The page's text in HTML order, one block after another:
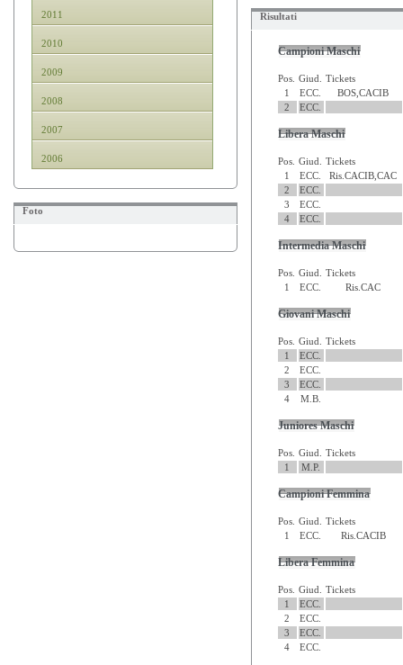
2011
2010
2009
2008
2007
2006
Foto
Risultati
Campioni Maschi
Pos. Giud.
Tickets
1
ECC.
BOS,CACIB
2
ECC.
Libera Maschi
Pos. Giud.
Tickets
1
ECC.
Ris.CACIB,CAC
2
ECC.
3
ECC.
4
ECC.
Intermedia Maschi
Pos. Giud.
Tickets
1
ECC. Ris.CAC
Giovani Maschi
Pos. Giud.
Tickets
1
ECC.
2
ECC.
3
ECC.
4
M.B.
Juniores Maschi
Pos. Giud.
Tickets
1
M.P.
Campioni Femmina
Pos. Giud.
Tickets
1
ECC. Ris.CACIB
Libera Femmina
Pos. Giud.
Tickets
1
ECC.
2
ECC.
3
ECC.
4
ECC.